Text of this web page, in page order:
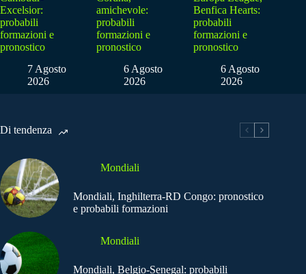
Excelsior:
probabili
formazioni e
pronostico
7 Agosto
2026
amichevole:
probabili
formazioni e
pronostico
6 Agosto
2026
Benfica Hearts:
probabili
formazioni e
pronostico
6 Agosto
2026
Di tendenza
Mondiali
Mondiali, Inghilterra-RD Congo: pronostico
e probabili formazioni
Mondiali
Mondiali, Belgio-Senegal: probabili